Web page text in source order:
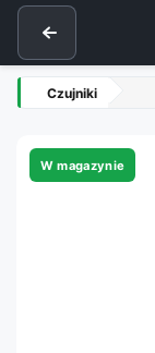
Czujniki
W magazynie